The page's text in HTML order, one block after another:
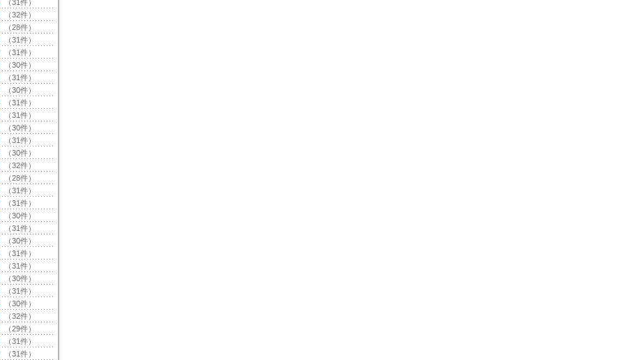
（31件）
（32件）
（28件）
（31件）
（31件）
（30件）
（31件）
（30件）
（31件）
（31件）
（30件）
（31件）
（30件）
（32件）
（28件）
（31件）
（31件）
（30件）
（31件）
（30件）
（31件）
（31件）
（30件）
（31件）
（30件）
（32件）
（29件）
（31件）
（31件）